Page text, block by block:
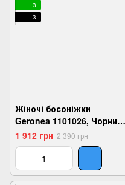
3
3
Жіночі босоніжки
Geronea 1101026, Чорний,
36, 2999860738421
1 912 грн 2 390 грн